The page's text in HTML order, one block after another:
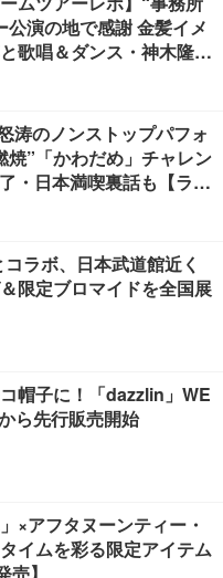
公演の地で感謝 金髪イメ
歌唱＆ダンス・神木隆之
涛のノンストップパフォ
焼”「かわだめ」チャレン
・日本満喫裏話も【ライ
ラボ、日本武道館近く
限定ブロマイドを全国展
帽子に！「dazzlin」WE
ら先行販売開始
×アフタヌーンティー・
イムを彩る限定アイテム